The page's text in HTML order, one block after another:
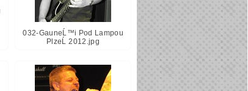
032-GauneĹ™i Pod Lampou
PlzeĹ 2012.jpg